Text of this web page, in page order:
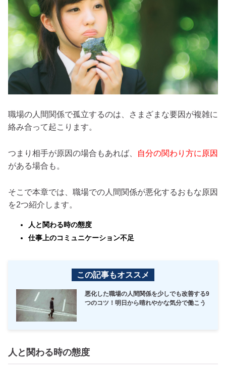
職場の人間関係で孤立するのは、さまざまな要因が複雑に
絡み合って起こります。
つまり相手が原因の場合もあれば、
自分の関わり方に原因
がある場合も。
そこで本章では、職場での人間関係が悪化するおもな原因
を2つ紹介します。
人と関わる時の態度
仕事上のコミュニケーション不足
この記事もオススメ
悪化した職場の人間関係を少しでも改善する9
つのコツ！明日から晴れやかな気分で働こう
人と関わる時の態度